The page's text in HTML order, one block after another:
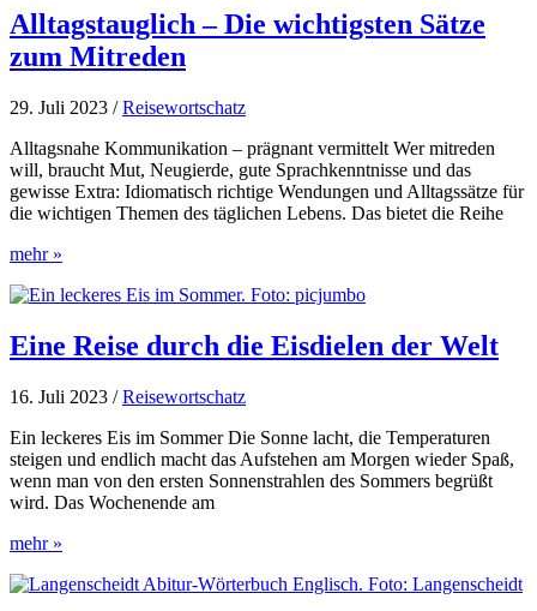
Alltagstauglich – Die wichtigsten Sätze
zum Mitreden
29. Juli 2023 /Reisewortschatz
Alltagsnahe Kommunikation – prägnant vermittelt Wer mitreden
will, braucht Mut, Neugierde, gute Sprachkenntnisse und das
gewisse Extra: Idiomatisch richtige Wendungen und Alltagssätze für
die wichtigen Themen des täglichen Lebens. Das bietet die Reihe
Alltagstauglich
Die
Sätze
zum
mehr »
Eine Reise durch die Eisdielen der Welt
16. Juli 2023 /Reisewortschatz
Ein leckeres Eis im Sommer Die Sonne lacht, die Temperaturen
steigen und endlich macht das Aufstehen am Morgen wieder Spaß,
wenn man von den ersten Sonnenstrahlen des Sommers begrüßt
wird. Das Wochenende am
Eine
durch
mehr »